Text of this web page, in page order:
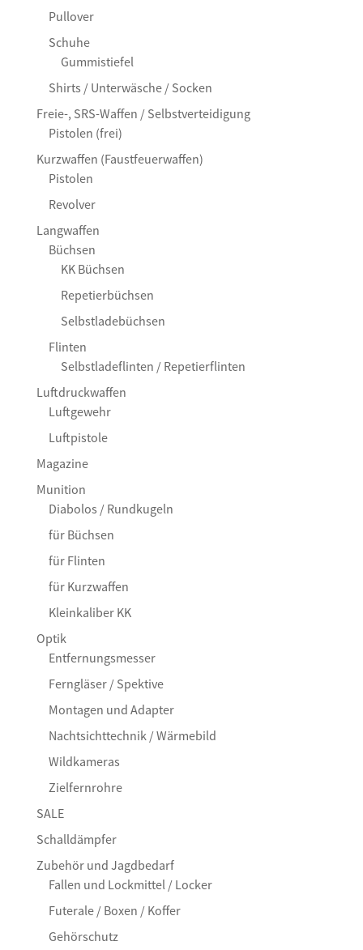
Pullover
Schuhe
Gummistiefel
Shirts / Unterwäsche / Socken
Freie-, SRS-Waffen / Selbstverteidigung
Pistolen (frei)
Kurzwaffen (Faustfeuerwaffen)
Pistolen
Revolver
Langwaffen
Büchsen
KK Büchsen
Repetierbüchsen
Selbstladebüchsen
Flinten
Selbstladeflinten / Repetierflinten
Luftdruckwaffen
Luftgewehr
Luftpistole
Magazine
Munition
Diabolos / Rundkugeln
für Büchsen
für Flinten
für Kurzwaffen
Kleinkaliber KK
Optik
Entfernungsmesser
Ferngläser / Spektive
Montagen und Adapter
Nachtsichttechnik / Wärmebild
Wildkameras
Zielfernrohre
SALE
Schalldämpfer
Zubehör und Jagdbedarf
Fallen und Lockmittel / Locker
Futerale / Boxen / Koffer
Gehörschutz